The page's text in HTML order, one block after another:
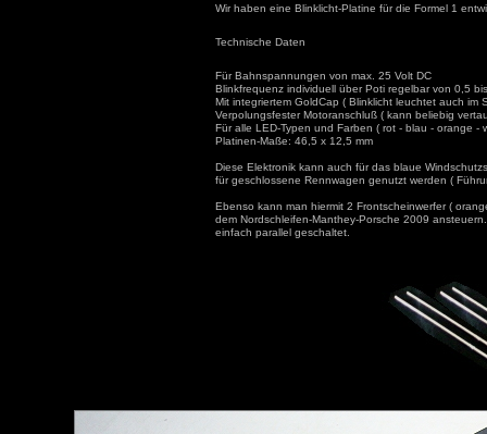
Wir haben eine Blinklicht-Platine für die Formel 1
Technische Daten
Für Bahnspannungen von max. 25 Volt DC
Blinkfrequenz individuell über Poti regelbar von 0,5
Mit integriertem GoldCap ( Blinklicht leuchtet auch im
Verpolungsfester Motoranschluß ( kann beliebig
Für alle LED-Typen und Farben ( rot - blau - orange -
Platinen-Maße: 46,5 x 12,5 mm
Diese Elektronik kann auch für das blaue
für geschlossene Rennwagen genutzt werden (
Ebenso kann man hiermit 2 Frontscheinwerfer (
dem Nordschleifen-Manthey-Porsche 2009
einfach parallel geschaltet.